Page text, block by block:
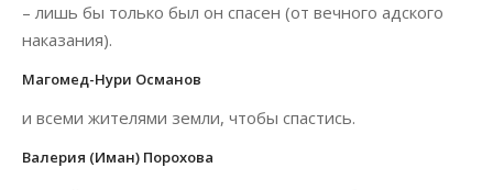
– лишь бы только был он спасен (от вечного адского
наказания).
Магомед-Нури Османов
и всеми жителями земли, чтобы спастись.
Валерия (Иман) Порохова